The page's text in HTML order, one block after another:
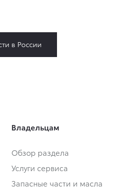
в России
Владельцам
Обзор раздела
Услуги сервиса
Запасные части и масла